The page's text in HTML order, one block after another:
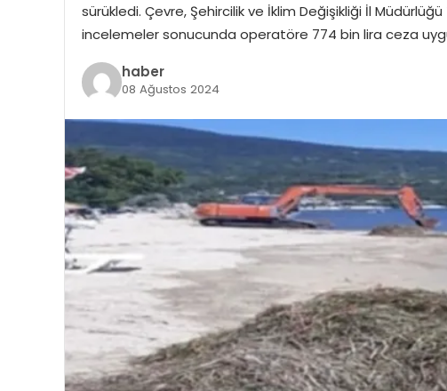
sürükledi. Çevre, Şehircilik ve İklim Değişikliği İl
incelemeler sonucunda operatöre 774 bin lira ceza
haber
08 Ağustos 2024